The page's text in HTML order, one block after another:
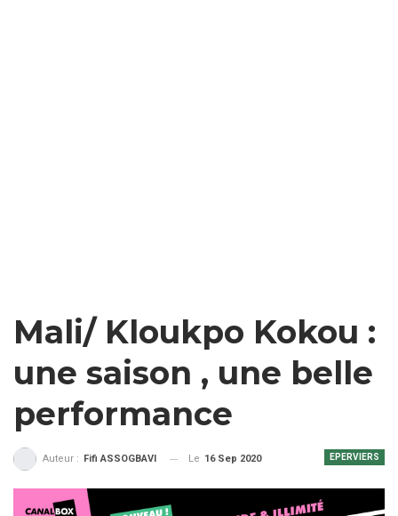
Mali/ Kloukpo Kokou :
une saison , une belle
performance
EPERVIERS
Auteur : Fifi ASSOGBAVI Le 16 Sep 2020